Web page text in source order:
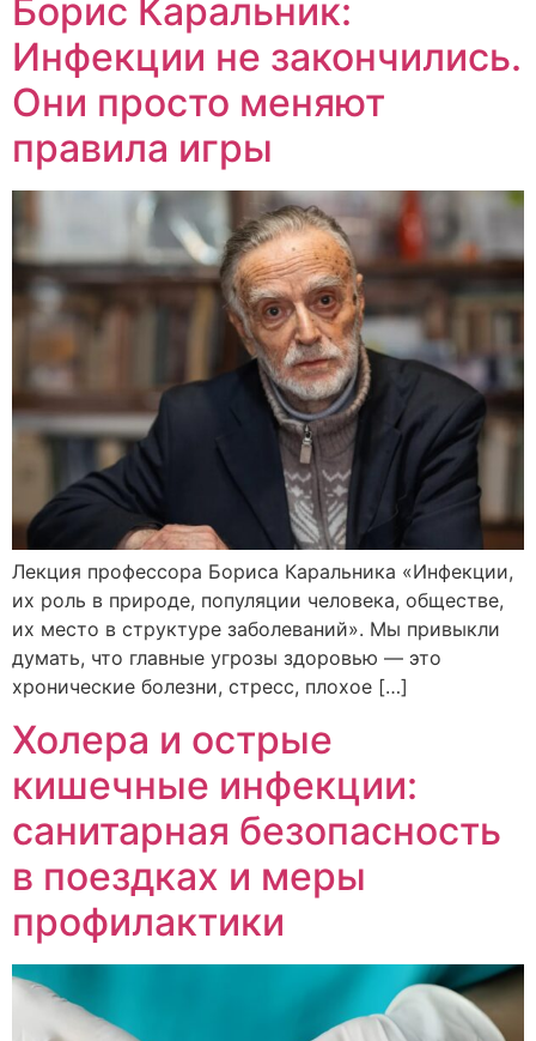
Борис Каральник:
Инфекции не закончились.
Они просто меняют
правила игры
Лекция профессора Бориса Каральника «Инфекции,
их роль в природе, популяции человека, обществе,
их место в структуре заболеваний». Мы привыкли
думать, что главные угрозы здоровью — это
хронические болезни, стресс, плохое […]
Холера и острые
кишечные инфекции:
санитарная безопасность
в поездках и меры
профилактики